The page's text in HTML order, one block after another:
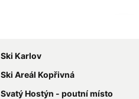
Ski Karlov
Ski Areál Kopřivná
Svatý Hostýn - poutní místo